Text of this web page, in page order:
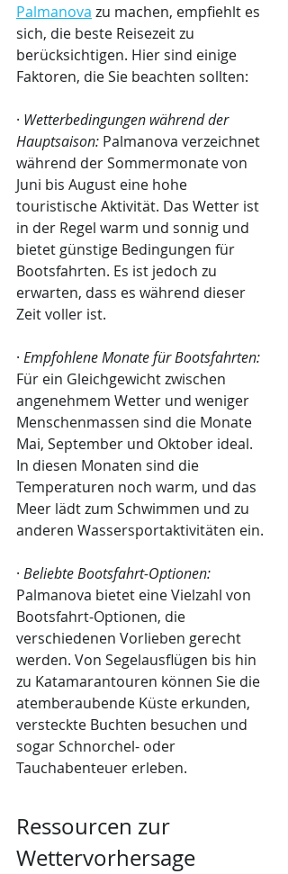
Palmanova zu machen, empfiehlt es
sich, die beste Reisezeit zu
berücksichtigen. Hier sind einige
Faktoren, die Sie beachten sollten:
· Wetterbedingungen während der
Hauptsaison: Palmanova verzeichnet
während der Sommermonate von
Juni bis August eine hohe
touristische Aktivität. Das Wetter ist
in der Regel warm und sonnig und
bietet günstige Bedingungen für
Bootsfahrten. Es ist jedoch zu
erwarten, dass es während dieser
Zeit voller ist.
· Empfohlene Monate für Bootsfahrten:
Für ein Gleichgewicht zwischen
angenehmem Wetter und weniger
Menschenmassen sind die Monate
Mai, September und Oktober ideal.
In diesen Monaten sind die
Temperaturen noch warm, und das
Meer lädt zum Schwimmen und zu
anderen Wassersportaktivitäten ein.
· Beliebte Bootsfahrt-Optionen:
Palmanova bietet eine Vielzahl von
Bootsfahrt-Optionen, die
verschiedenen Vorlieben gerecht
werden. Von Segelausflügen bis hin
zu Katamarantouren können Sie die
atemberaubende Küste erkunden,
versteckte Buchten besuchen und
sogar Schnorchel- oder
Tauchabenteuer erleben.
Ressourcen zur
Wettervorhersage